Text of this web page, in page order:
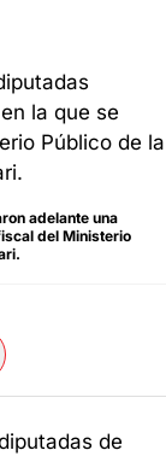
adelante una
del Ministerio
de